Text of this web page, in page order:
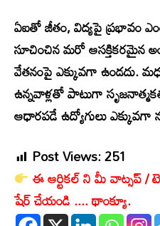
ఏఐతో జీతం, విద్యపై ప్రభావం
సూచించిన మరో ఆసక్తికరమైన
వేతనంపై ఎక్కువగా ఉండదు.
ఉన్నవాళ్లతో పాటుగా
ఆధారపడే ఉద్యోగులు
Post Views:251
ఈ ఆర్టికల్ ని మీ వాట్సప్ /
షేర్ చేయండి .... థాంక్యూ.